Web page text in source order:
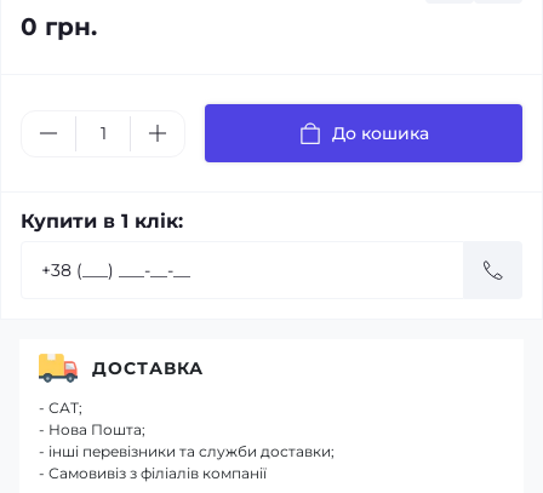
0 грн.
До кошика
Купити в 1 клік:
ДОСТАВКА
- САТ;
- Нова Пошта;
- інші перевізники та служби доставки;
- Самовивіз з філіалів компанії